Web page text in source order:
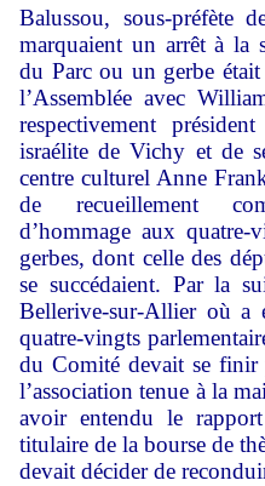
Balussou, sous-préfète
marquaient un arrêt à la
du Parc ou un gerbe
l’Assemblée avec
respectivement
israélite de Vichy et de
centre culturel Anne
de recueillement
d’hommage aux
gerbes, dont celle des
se succédaient. Par la
Bellerive-sur-Allier où a
quatre-vingts
du Comité devait se finir
l’association tenue à la
avoir entendu le
titulaire de la bourse de
devait décider de